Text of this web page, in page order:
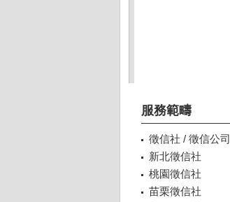
服務範疇
徵信社 / 徵信公司
新北徵信社
桃園徵信社
苗栗徵信社